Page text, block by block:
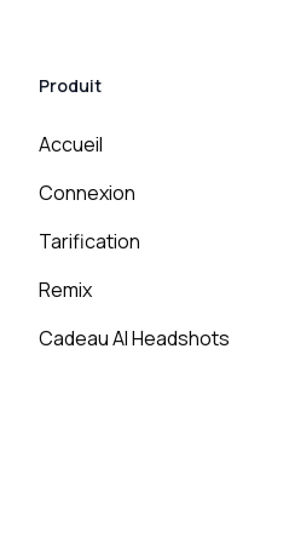
Produit
Accueil
Connexion
Tarification
Remix
Cadeau AI Headshots